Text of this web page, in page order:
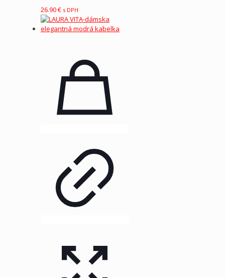
26.90€ s DPH